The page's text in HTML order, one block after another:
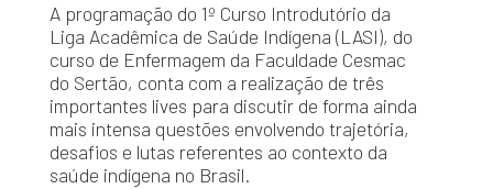
A programação do 1º Curso Introdutório da
Liga Acadêmica de Saúde Indígena (LASI), do
curso de Enfermagem da Faculdade Cesmac
do Sertão, conta com a realização de três
importantes lives para discutir de forma ainda
mais intensa questões envolvendo trajetória,
desafios e lutas referentes ao contexto da
saúde indígena no Brasil.